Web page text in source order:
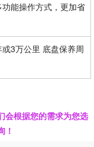
能操作方式，更加省
3万公里 底盘保养周
会根据您的需求为您选
！